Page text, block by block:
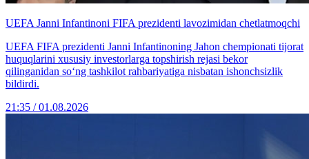
UEFA Janni Infantinoni FIFA prezidenti lavozimidan chetlatmoqchi
UEFA FIFA prezidenti Janni Infantinoning Jahon chempionati tijorat
huquqlarini xususiy investorlarga topshirish rejasi bekor
qilinganidan so‘ng tashkilot rahbariyatiga nisbatan ishonchsizlik
bildirdi.
21:35 / 01.08.2026